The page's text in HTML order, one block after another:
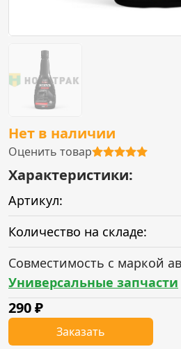
Нет в наличии
Оценить товар
Характеристики:
Артикул:
Количество на складе:
Совместимость с маркой
Универсальные запчасти
290₽
Заказать